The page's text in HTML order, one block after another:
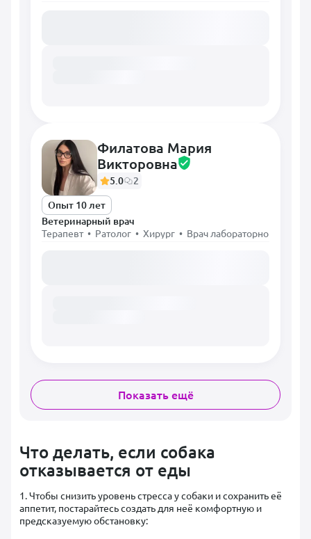
Филатова Мария
Викторовна
5.0
2
Опыт 10 лет
Ветеринарный врач
Терапевт • Ратолог • Хирург • Врач лабораторной
Показать ещё
Что делать, если собака
отказывается от еды
1. Чтобы снизить уровень стресса у собаки и сохранить её
аппетит, постарайтесь создать для неё комфортную и
предсказуемую обстановку: